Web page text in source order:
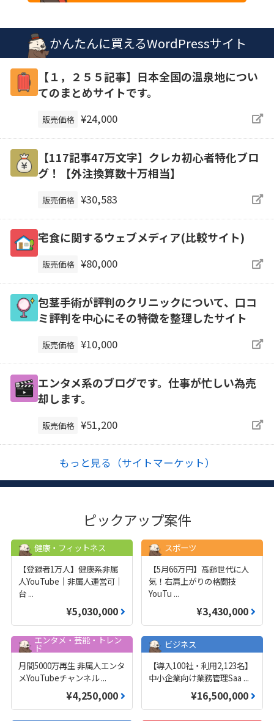
かんたんに買えるWordPressサイト
【１，２５５記事】日本全国の温泉地につい
てのまとめサイトです。
販売価格 ¥24,000
【117記事47万文字】クレカ初心者特化ブロ
グ！【外注換算数十万相当】
販売価格 ¥30,583
宅食に関するウェブメディア(比較サイト)
販売価格 ¥80,000
包茎手術が評判のクリニックについて、口コ
ミ評判を中心にその特徴を整理したサイト
販売価格 ¥10,000
エンタメ系のブログです。仕事が忙しい為売
却します。
販売価格 ¥51,200
もっと見る（サイトマーケット）
ピックアップ案件
健康・フィットネス
【登録者1万人】健康系非属
人YouTube｜非属人運営可｜
台 ...
¥5,030,000
スポーツ
【5月66万円】高齢世代に人
気！右肩上がりの格闘技
YouTu ...
¥3,430,000
エンタメ・芸能・トレン
ド
月間5000万再生 非属人エンタ
メYouTubeチャンネル...
¥4,250,000
ビジネス
【導入100社・利用2,123名】
中小企業向け業務管理Saa ...
¥16,500,000